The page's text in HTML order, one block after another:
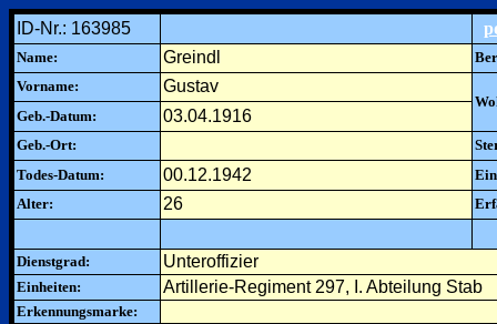
ID-Nr.: 163985
Name: Greindl
Vorname:
Gustav
Geb.-Datum:
03.04.1916
Geb.-Ort:
Todes-Datum:
00.12.1942
Alter:
26
Dienstgrad: Unteroffizier
Einheiten: Artillerie-Regiment 297, I. Abteilung Stab
Erkennungsmarke: